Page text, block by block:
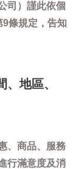
司）謹此依個
9條規定，告知
地區、
、商品、服務
行滿意度及消